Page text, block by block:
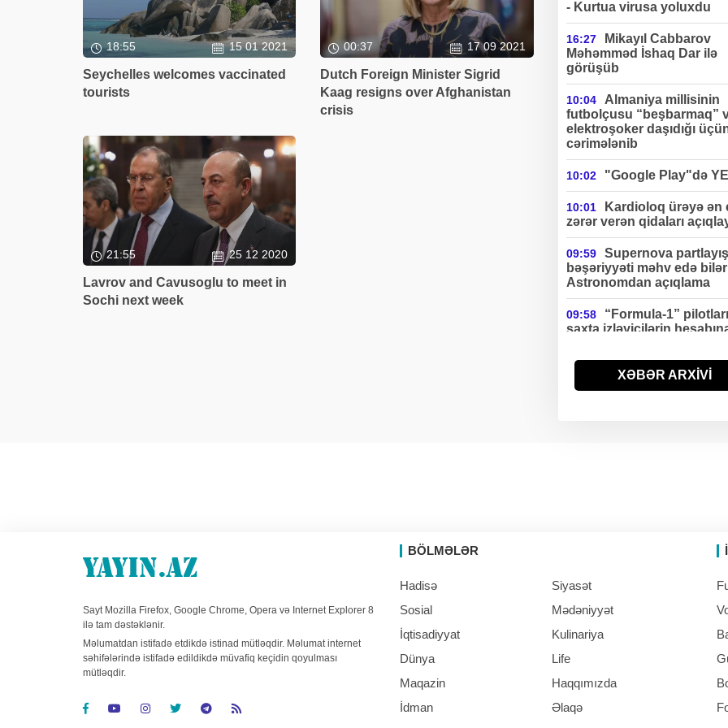
18:55 15 01 2021
Seychelles welcomes vaccinated
tourists
00:37 17 09 2021
Dutch Foreign Minister Sigrid
Kaag resigns over Afghanistan
crisis
21:55 25 12 2020
Lavrov and Cavusoglu to meet in
Sochi next week
- Kurtua virusa yoluxdu
16:27
Mikayıl Cabbarov
Məhəmməd İshaq Dar ilə
görüşüb
10:04
Almaniya millisinin
futbolçusu “beşbarmaq”
elektroşoker daşıdığı
cərimələnib
10:02 "Google Play"də
10:01
Kardioloq ürəyə ən
zərər verən qidaları
09:59
Supernova
bəşəriyyəti məhv edə
Astronomdan açıqlama
09:58
“Formula-1” pilotları
saxta izləyicilərin
ABŞ-da uçan
hərbi versiyası ilk dəfə
XƏBƏR ARXİVİ
Sayt Mozilla Firefox, Google Chrome, Opera və Internet Explorer 8
ilə tam dəstəklənir.
Məlumatdan istifadə etdikdə istinad mütləqdir. Məlumat internet
səhifələrində istifadə edildikdə müvafiq keçidin qoyulması
mütləqdir.
BÖLMƏLƏR
Hadisə
Sosial
İqtisadiyyat
Dünya
Maqazin
İdman
Siyasət
Mədəniyyət
Kulinariya
Life
Haqqımızda
Əlaqə